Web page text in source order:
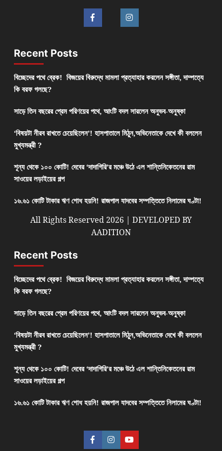
Recent Posts
বিচ্ছেদের পথে ব্রেক! বিজয়ের বিরুদ্ধে মামলা প্রত্যাহার করলেন সঙ্গীতা, দাম্পত্যে
কি বরফ গলছে?
সাড়ে তিন বছরের প্রেম পরিণয়ের পথে, আংটি বদল সারলেন অনুভব-অনুষ্কা
‘বিষয়টা নীরব রাখতে চেয়েছিলেন’! হাসপাতালে মিঠুন,অভিনেতাকে দেখে কী বললেন
মুখ্যমন্ত্রী ?
শূন্য থেকে ১০০ কোটি! দেবের ‘দাদাগিরি’র মঞ্চে উঠে এল শান্তিনিকেতনের রাম
সাওয়ের লড়াইয়ের গল্প
১৬.৬১ কোটি টাকার ঋণ শোধ হয়নি! রাজপাল যাদবের সম্পত্তিতে নিলামের ঘণ্টা!
All Rights Reserved 2026 | DEVELOPED BY
AADITION
Recent Posts
বিচ্ছেদের পথে ব্রেক! বিজয়ের বিরুদ্ধে মামলা প্রত্যাহার করলেন সঙ্গীতা, দাম্পত্যে
কি বরফ গলছে?
সাড়ে তিন বছরের প্রেম পরিণয়ের পথে, আংটি বদল সারলেন অনুভব-অনুষ্কা
‘বিষয়টা নীরব রাখতে চেয়েছিলেন’! হাসপাতালে মিঠুন,অভিনেতাকে দেখে কী বললেন
মুখ্যমন্ত্রী ?
শূন্য থেকে ১০০ কোটি! দেবের ‘দাদাগিরি’র মঞ্চে উঠে এল শান্তিনিকেতনের রাম
সাওয়ের লড়াইয়ের গল্প
১৬.৬১ কোটি টাকার ঋণ শোধ হয়নি! রাজপাল যাদবের সম্পত্তিতে নিলামের ঘণ্টা!